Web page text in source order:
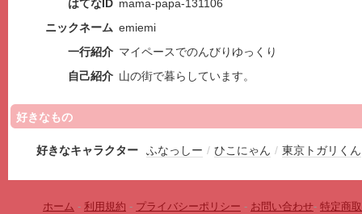
はてなID mama-papa-131106
ニックネーム emiemi
一行紹介 マイペースでのんびりゆっくり
自己紹介 山の街で暮らしています。
好きなもの
好きなキャラクター ふなっしー / ひこにゃん / 東京トガリくん
ホーム - 利用規約 - プライバシーポリシー - お問い合わせ- 特定商